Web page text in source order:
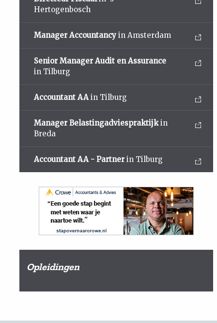
Hertogenbosch
Manager Accountancy in Amsterdam
Senior Manager Audit en Assurance
in Tilburg
Accountant AAin Tilburg
Manager Belastingadviespraktijkin
Breda
Accountant AA - Partner in Tilburg
Opleidingen